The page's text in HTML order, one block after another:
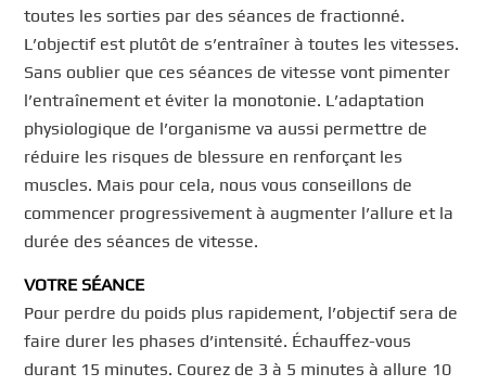
toutes les sorties par des séances de fractionné.
L’objectif est plutôt de s’entraîner à toutes les vitesses.
Sans oublier que ces séances de vitesse vont pimenter
l’entraînement et éviter la monotonie. L’adaptation
physiologique de l’organisme va aussi permettre de
réduire les risques de blessure en renforçant les
muscles. Mais pour cela, nous vous conseillons de
commencer progressivement à augmenter l’allure et la
durée des séances de vitesse.
VOTRE SÉANCE
Pour perdre du poids plus rapidement, l’objectif sera de
faire durer les phases d’intensité. Échauffez-vous
durant 15 minutes. Courez de 3 à 5 minutes à allure 10